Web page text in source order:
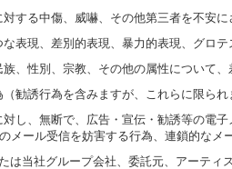
対する中傷、威嚇、その他第三者を不安に
な表現、差別的表現、暴力的表現、グロ
族、性別、宗教、その他の属性について
（勧誘行為を含みますが、これらに限ら
対し、無断で、広告・宣伝・勧誘等の電
メール受信を妨害する行為、連鎖的な
は当社グループ会社、委託元、アーティ